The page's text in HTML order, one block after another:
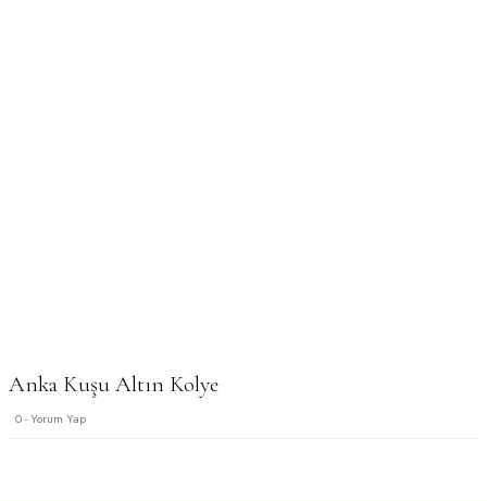
Anka Kuşu Altın Kolye
0 - Yorum Yap